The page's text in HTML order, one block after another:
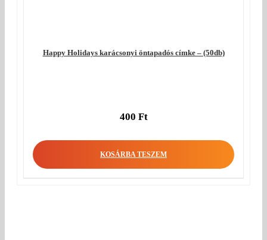
Happy Holidays karácsonyi öntapadós címke – (50db)
400 Ft
KOSÁRBA TESZEM